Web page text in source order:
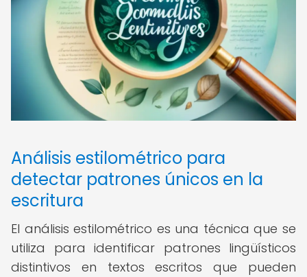
Análisis estilométrico para
detectar patrones únicos en la
escritura
El análisis estilométrico es una técnica que se
utiliza para identificar patrones lingüísticos
distintivos en textos escritos que pueden